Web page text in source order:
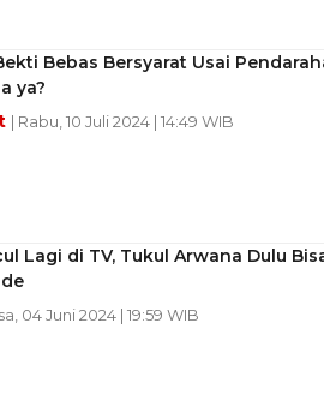
Bebas Bersyarat Usai
ya?
| Rabu, 10 Juli 2024 | 14:49 WIB
Lagi di TV, Tukul Arwana Dulu
04 Juni 2024 | 19:59 WIB